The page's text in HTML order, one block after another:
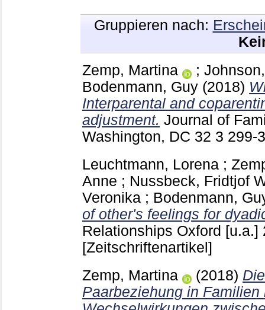
Gruppieren nach:
Zemp, Martina
;
Bodenmann, Guy (2018)
Interparental and
adjustment. Journal of
Washington, DC 32 3 299-
Leuchtmann, Lorena ;
Anne ; Nussbeck, Fridtjof
Veronika ; Bodenmann,
of other's feelings for
Relationships Oxford [u.a.]
[Zeitschriftenartikel]
Zemp, Martina
(2018)
Paarbeziehung in